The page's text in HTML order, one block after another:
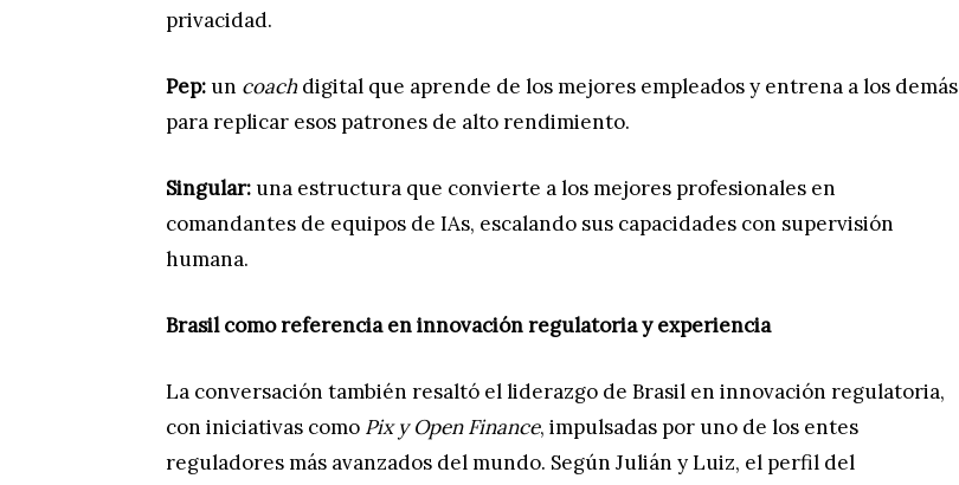
privacidad.
Pep: un coachdigital que aprende de los mejores empleados y entrena a los demás
para replicar esos patrones de alto rendimiento.
Singular: una estructura que convierte a los mejores profesionales en
comandantes de equipos de IAs, escalando sus capacidades con supervisión
humana.
Brasil como referencia en innovación regulatoria y experiencia
La conversación también resaltó el liderazgo de Brasil en innovación regulatoria,
con iniciativas como Pix y Open Finance, impulsadas por uno de los entes
reguladores más avanzados del mundo. Según Julián y Luiz, el perfil del